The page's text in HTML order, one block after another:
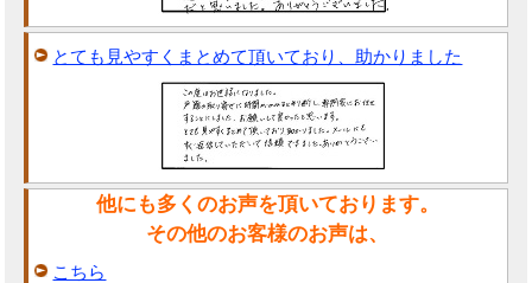
とても見やすくまとめて頂いており、助かりました
他にも多くのお声を頂いております。
その他のお客様のお声は、
こちら